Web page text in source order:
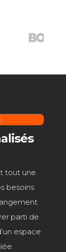
tout une
besoins.
parti de
espace